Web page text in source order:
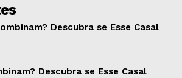
Descubra se Esse Casal
Descubra se Esse Casal